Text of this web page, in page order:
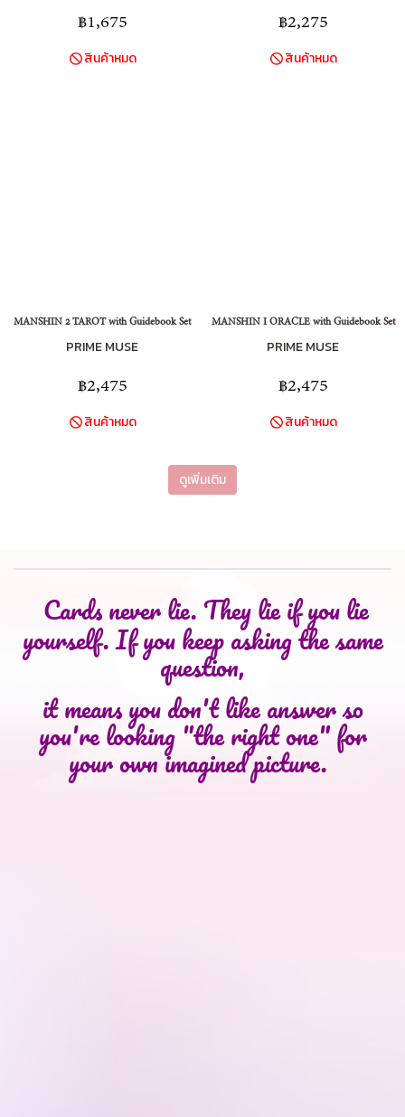
฿1,675
สินค้าหมด
฿2,275
สินค้าหมด
MANSHIN 2 TAROT with Guidebook Set
PRIME MUSE
฿2,475
สินค้าหมด
MANSHIN I ORACLE with Guidebook Set
PRIME MUSE
฿2,475
สินค้าหมด
ดูเพิ่มเติม
Cards never lie. They lie if you lie
yourself. If you keep asking the same
question,
it means you don't like answer so
you're looking "the right one" for
your own imagined picture.